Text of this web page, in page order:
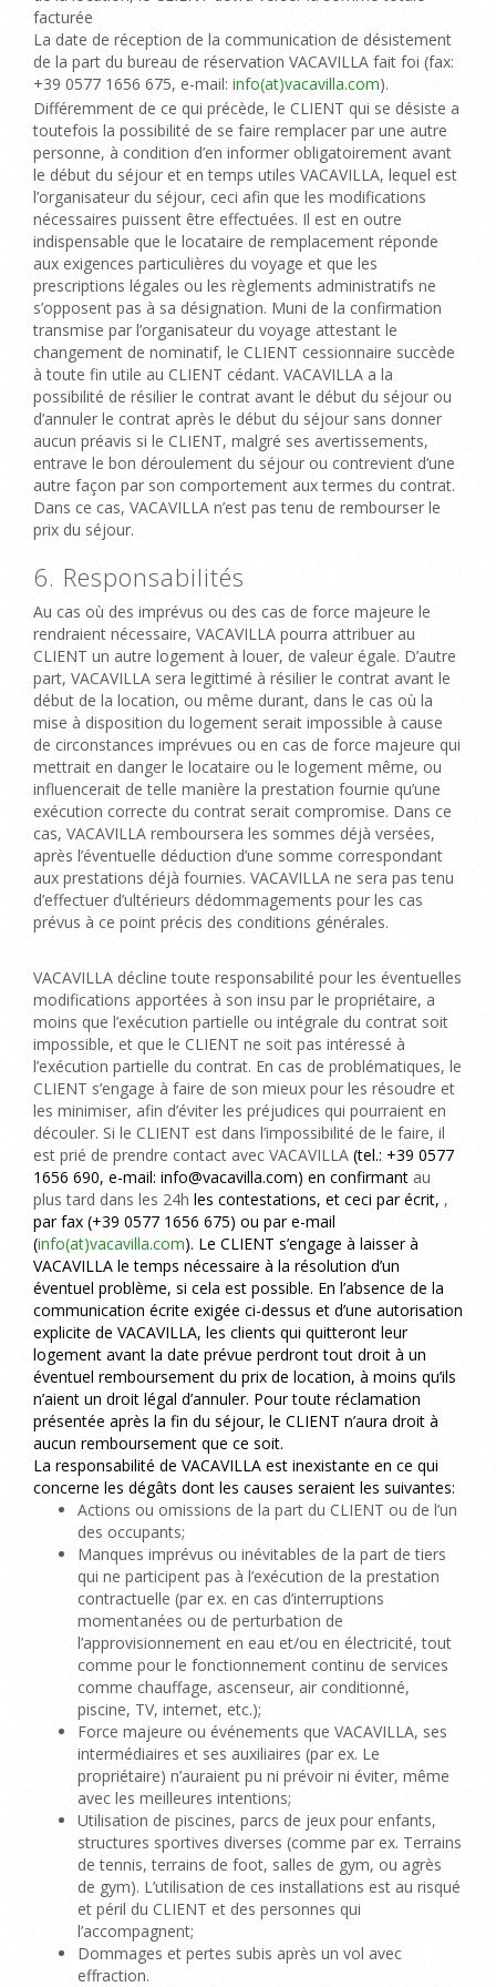
facturée
La date de réception de la communication de désistement
de la part du bureau de réservation VACAVILLA fait foi (fax:
+39 0577 1656 675, e-mail: info(at)vacavilla.com).
Différemment de ce qui précède, le CLIENT qui se désiste a
toutefois la possibilité de se faire remplacer par une autre
personne, à condition d’en informer obligatoirement avant
le début du séjour et en temps utiles VACAVILLA, lequel est
l’organisateur du séjour, ceci afin que les modifications
nécessaires puissent être effectuées. Il est en outre
indispensable que le locataire de remplacement réponde
aux exigences particulières du voyage et que les
prescriptions légales ou les règlements administratifs ne
s’opposent pas à sa désignation. Muni de la confirmation
transmise par l’organisateur du voyage attestant le
changement de nominatif, le CLIENT cessionnaire succède
à toute fin utile au CLIENT cédant. VACAVILLA a la
possibilité de résilier le contrat avant le début du séjour ou
d’annuler le contrat après le début du séjour sans donner
aucun préavis si le CLIENT, malgré ses avertissements,
entrave le bon déroulement du séjour ou contrevient d’une
autre façon par son comportement aux termes du contrat.
Dans ce cas, VACAVILLA n’est pas tenu de rembourser le
prix du séjour.
6. Responsabilités
Au cas où des imprévus ou des cas de force majeure le
rendraient nécessaire, VACAVILLA pourra attribuer au
CLIENT un autre logement à louer, de valeur égale. D’autre
part, VACAVILLA sera legittimé à résilier le contrat avant le
début de la location, ou même durant, dans le cas où la
mise à disposition du logement serait impossible à cause
de circonstances imprévues ou en cas de force majeure qui
mettrait en danger le locataire ou le logement même, ou
influencerait de telle manière la prestation fournie qu’une
exécution correcte du contrat serait compromise. Dans ce
cas, VACAVILLA remboursera les sommes déjà versées,
après l’éventuelle déduction d’une somme correspondant
aux prestations déjà fournies. VACAVILLA ne sera pas tenu
d’effectuer d’ultérieurs dédommagements pour les cas
prévus à ce point précis des conditions générales.
VACAVILLA décline toute responsabilité pour les éventuelles
modifications apportées à son insu par le propriétaire, a
moins que l’exécution partielle ou intégrale du contrat soit
impossible, et que le CLIENT ne soit pas intéressé à
l’exécution partielle du contrat. En cas de problématiques, le
CLIENT s’engage à faire de son mieux pour les résoudre et
les minimiser, afin d’éviter les préjudices qui pourraient en
découler. Si le CLIENT est dans l’impossibilité de le faire, il
est prié de prendre contact avec VACAVILLA (tel.: +39 0577
1656 690, e-mail: info@vacavilla.com) en confirmant au
plus tard dans les 24h les contestations, et ceci par écrit, ,
par fax (+39 0577 1656 675) ou par e-mail
(info(at)vacavilla.com). Le CLIENT s’engage à laisser à
VACAVILLA le temps nécessaire à la résolution d’un
éventuel problème, si cela est possible. En l’absence de la
communication écrite exigée ci-dessus et d’une autorisation
explicite de VACAVILLA, les clients qui quitteront leur
logement avant la date prévue perdront tout droit à un
éventuel remboursement du prix de location, à moins qu’ils
n’aient un droit légal d’annuler. Pour toute réclamation
présentée après la fin du séjour, le CLIENT n’aura droit à
aucun remboursement que ce soit.
La responsabilité de VACAVILLA est inexistante en ce qui
concerne les dégâts dont les causes seraient les suivantes:
Actions ou omissions de la part du CLIENT ou de l’un
des occupants;
Manques imprévus ou inévitables de la part de tiers
qui ne participent pas à l’exécution de la prestation
contractuelle (par ex. en cas d’interruptions
momentanées ou de perturbation de
l’approvisionnement en eau et/ou en électricité, tout
comme pour le fonctionnement continu de services
comme chauffage, ascenseur, air conditionné,
piscine, TV, internet, etc.);
Force majeure ou événements que VACAVILLA, ses
intermédiaires et ses auxiliaires (par ex. Le
propriétaire) n’auraient pu ni prévoir ni éviter, même
avec les meilleures intentions;
Utilisation de piscines, parcs de jeux pour enfants,
structures sportives diverses (comme par ex. Terrains
de tennis, terrains de foot, salles de gym, ou agrès
de gym). L’utilisation de ces installations est au risqué
et péril du CLIENT et des personnes qui
l’accompagnent;
Dommages et pertes subis après un vol avec
effraction.